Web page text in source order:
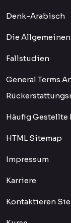
Denk-Arabisch
Die
Fallstudien
General Terms
Häufig Gestellte
HTML Sitemap
Impressum
Karriere
Kontaktieren